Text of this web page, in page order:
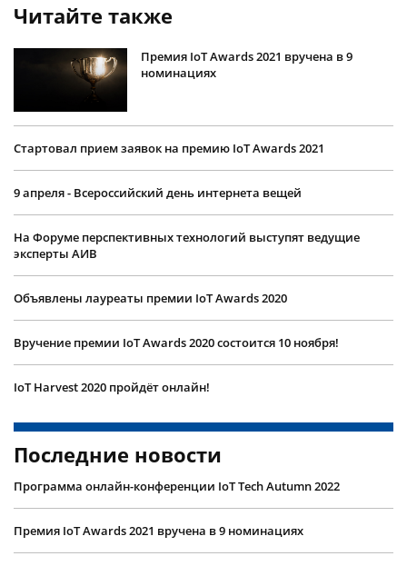
Читайте также
Премия IoT Awards 2021 вручена в 9
номинациях
Стартовал прием заявок на премию IoT Awards 2021
9 апреля - Всероссийский день интернета вещей
На Форуме перспективных технологий выступят ведущие
эксперты АИВ
Объявлены лауреаты премии IoT Awards 2020
Вручение премии IoT Awards 2020 состоится 10 ноября!
IoT Harvest 2020 пройдёт онлайн!
Последние новости
Программа онлайн-конференции IoT Tech Autumn 2022
Премия IoT Awards 2021 вручена в 9 номинациях